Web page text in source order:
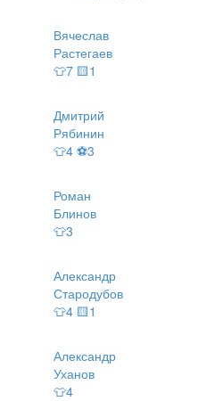
Вячеслав
Растегаев
👕7 🟨1
Дмитрий
Рябинин
👕4 ⚽3
Роман
Блинов
👕3
Александр
Стародубов
👕4 🟨1
Александр
Уханов
👕4